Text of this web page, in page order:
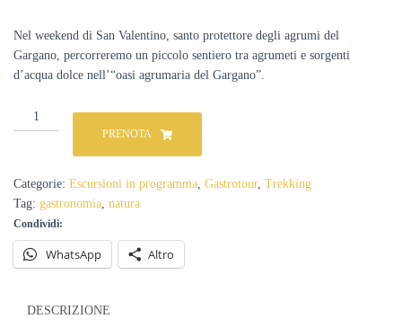
Nel weekend di San Valentino, santo protettore degli agrumi del
Gargano, percorreremo un piccolo sentiero tra agrumeti e sorgenti
d’acqua dolce nell’“oasi agrumaria del Gargano”.
Escursione
di
con
degustazione
nell'Oasi
Agrumaria
del
Gargano
febbraio
PRENOTA
Categorie: Escursioni in programma, Gastrotour, Trekking
Tag: gastronomia, natura
Condividi:
WhatsApp Altro
DESCRIZIONE